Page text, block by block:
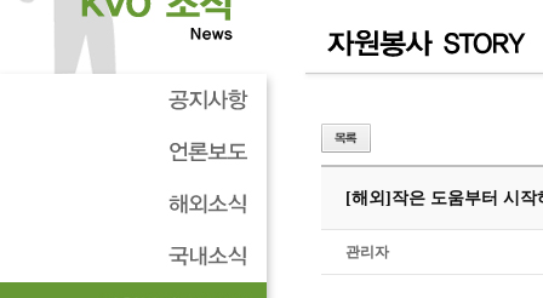
[해외] 작은 도움부터 시
관리자